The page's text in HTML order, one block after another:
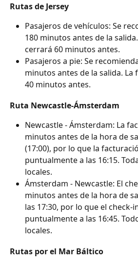
Rutas de Jersey
Pasajeros de vehículos: Se
180 minutos antes de la
cerrará 60 minutos antes.
Pasajeros a pie: Se
minutos antes de la salida.
40 minutos antes.
Ruta Newcastle-Ámsterdam
Newcastle - Ámsterdam: La
minutos antes de la hora de
(17:00), por lo que la
puntualmente a las 16:15.
locales.
Ámsterdam - Newcastle: El
minutos antes de la hora de
las 17:30, por lo que el check-
puntualmente a las 16:45.
locales.
Rutas por el Mar Báltico